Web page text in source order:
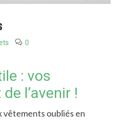
0
: vos
l’avenir !
vêtements oubliés en